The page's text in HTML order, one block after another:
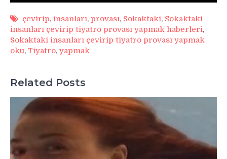
çevirip, insanları, provası, Sokaktaki, Sokaktaki
insanları çevirip tiyatro provası yapmak haberleri,
Sokaktaki insanları çevirip tiyatro provası yapmak
oku, Tiyatro, yapmak
Related Posts